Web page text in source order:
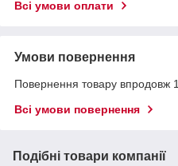
Всі умови оплати
Умови повернення
Повернення товару впродовж
Всі умови повернення
Подібні товари компанії